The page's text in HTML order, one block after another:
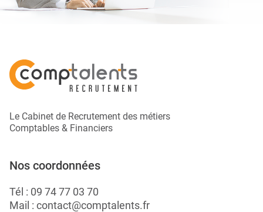
Le Cabinet de Recrutement des métiers
Comptables & Financiers
Nos coordonnées
Tél : 09 74 77 03 70
Mail : contact@comptalents.fr